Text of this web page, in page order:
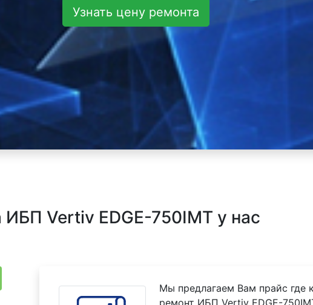
Узнать цену ремонта
Vertiv EDGE-750IMT у нас
Мы предлагаем Вам прайс где